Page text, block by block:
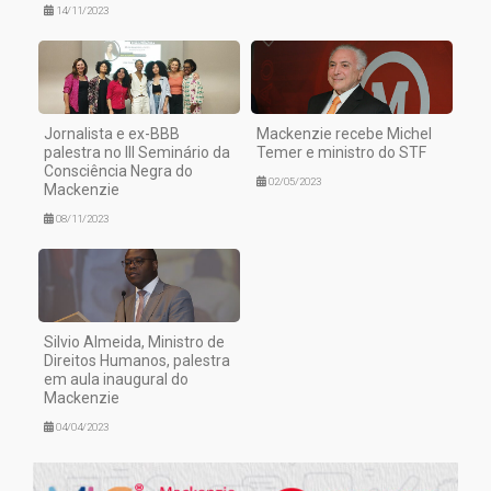
14/11/2023
Jornalista e ex-BBB
palestra no III Seminário da
Consciência Negra do
Mackenzie
08/11/2023
Mackenzie recebe Michel
Temer e ministro do STF
02/05/2023
Silvio Almeida, Ministro de
Direitos Humanos, palestra
em aula inaugural do
Mackenzie
04/04/2023